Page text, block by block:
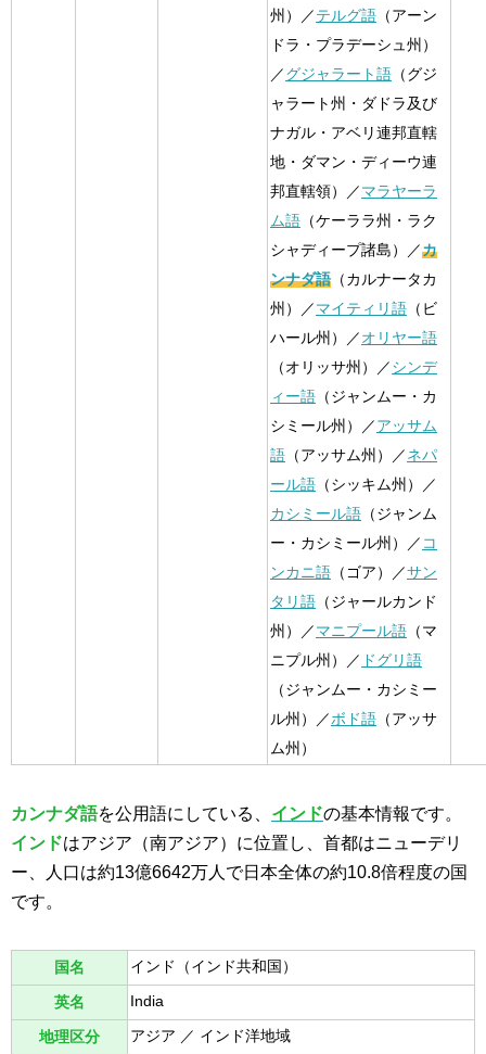
州）／テルグ語 （アーン
ドラ・プラデーシュ州）
／グジャラート語 （グジ
ャラート州・ダドラ及び
ナガル・アベリ連邦直轄
地・ダマン・ディーウ連
邦直轄領）／マラヤーラ
ム語 （ケーララ州・ラク
シャディープ諸島）／カ
ンナダ語 （カルナータカ
州）／マイティリ語 （ビ
ハール州）／オリヤー語
（オリッサ州）／シンデ
ィー語 （ジャンムー・カ
シミール州）／アッサム
語 （アッサム州）／ネパ
ール語 （シッキム州）／
カシミール語 （ジャンム
ー・カシミール州）／ コ
ンカニ語 （ゴア）／サン
タリ語 （ジャールカンド
州）／マニプール語 （マ
ニプル州）／ ドグリ語
（ジャンムー・カシミー
ル州）／ボド語 （アッサ
ム州）
カンナダ語を公用語にしている、 インドの基本情報です。
インドはアジア（南アジア）に位置し、首都はニューデリ
ー、人口は約13億6642万人で日本全体の約10.8倍程度の国
です。
国名 インド（インド共和国）
英名 India
地理区分 アジア ／ インド洋地域